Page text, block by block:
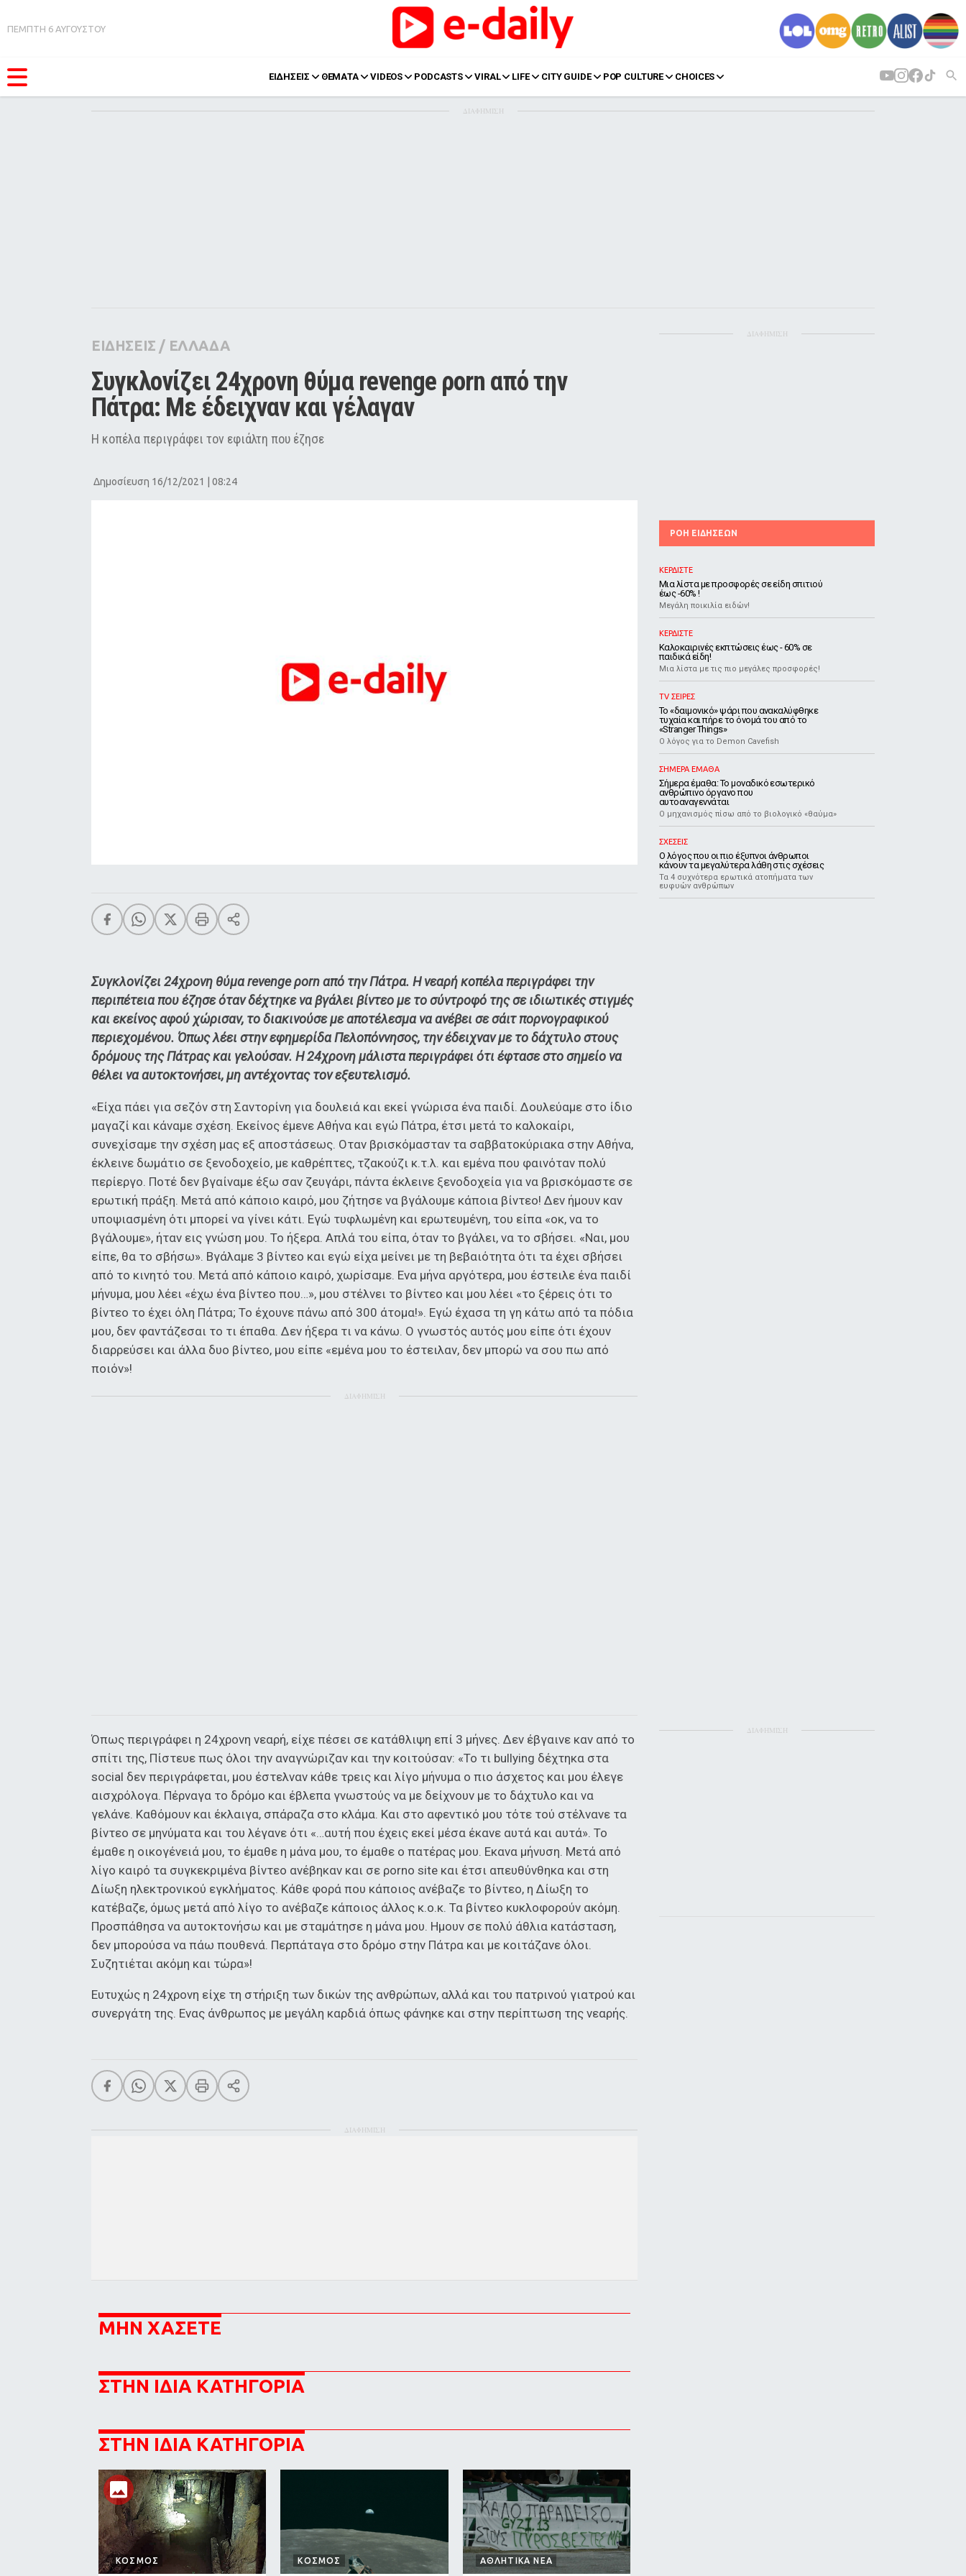
ΠΕΜΠΤΗ 6 ΑΥΓΟΥΣΤΟΥ
ΕΙΔΗΣΕΙΣ ΘΕΜΑΤΑ VIDEOS PODCASTS VIRAL LIFE CITY GUIDE POP CULTURE CHOICES
Pop Culture
Agenda
ΔΙΑΦΗΜΙΣΗ
ΕΙΔΗΣΕΙΣ / ΕΛΛΑΔΑ
Συγκλονίζει 24χρονη θύμα revenge ρorn από την
Πάτρα: Με έδειχναν και γέλαγαν
Η κοπέλα περιγράφει τον εφιάλτη που έζησε
Δημοσίευση 16/12/2021 | 08:24
Συγκλονίζει 24χρονη θύμα revenge ρorn από την Πάτρα. Η νεαρή κοπέλα περιγράφει την
περιπέτεια που έζησε όταν δέχτηκε να βγάλει βίντεο με το σύντροφό της σε ιδιωτικές στιγμές
και εκείνος αφού χώρισαν, το διακινούσε με αποτέλεσμα να ανέβει σε σάιτ πορνογραφικού
περιεχομένου. Όπως λέει στην εφημερίδα Πελοπόννησος, την έδειχναν με το δάχτυλο στους
δρόμους της Πάτρας και γελούσαν. Η 24χρονη μάλιστα περιγράφει ότι έφτασε στο σημείο να
θέλει να αυτοκτονήσει, μη αντέχοντας τον εξευτελισμό.
«Είχα πάει για σεζόν στη Σαντορίνη για δουλειά και εκεί γνώρισα ένα παιδί. Δουλεύαμε στο ίδιο
μαγαζί και κάναμε σχέση. Εκείνος έμενε Αθήνα και εγώ Πάτρα, έτσι μετά το καλοκαίρι,
συνεχίσαμε την σχέση μας εξ αποστάσεως. Οταν βρισκόμασταν τα σαββατοκύριακα στην Αθήνα,
έκλεινε δωμάτιο σε ξενοδοχείο, με καθρέπτες, τζακούζι κ.τ.λ. και εμένα που φαινόταν πολύ
περίεργο. Ποτέ δεν βγαίναμε έξω σαν ζευγάρι, πάντα έκλεινε ξενοδοχεία για να βρισκόμαστε σε
ερωτική πράξη. Μετά από κάποιο καιρό, μου ζήτησε να βγάλουμε κάποια βίντεο! Δεν ήμουν καν
υποψιασμένη ότι μπορεί να γίνει κάτι. Εγώ τυφλωμένη και ερωτευμένη, του είπα «οκ, να το
βγάλουμε», ήταν εις γνώση μου. Το ήξερα. Απλά του είπα, όταν το βγάλει, να το σβήσει. «Ναι, μου
είπε, θα το σβήσω». Βγάλαμε 3 βίντεο και εγώ είχα μείνει με τη βεβαιότητα ότι τα έχει σβήσει
από το κινητό του. Μετά από κάποιο καιρό, χωρίσαμε. Ενα μήνα αργότερα, μου έστειλε ένα παιδί
μήνυμα, μου λέει «έχω ένα βίντεο που…», μου στέλνει το βίντεο και μου λέει «το ξέρεις ότι το
βίντεο το έχει όλη Πάτρα; Το έχουνε πάνω από 300 άτομα!». Εγώ έχασα τη γη κάτω από τα πόδια
μου, δεν φαντάζεσαι το τι έπαθα. Δεν ήξερα τι να κάνω. Ο γνωστός αυτός μου είπε ότι έχουν
διαρρεύσει και άλλα δυο βίντεο, μου είπε «εμένα μου το έστειλαν, δεν μπορώ να σου πω από
ποιόν»!
ΔΙΑΦΗΜΙΣΗ
Όπως περιγράφει η 24χρονη νεαρή, είχε πέσει σε κατάθλιψη επί 3 μήνες. Δεν έβγαινε καν από το
σπίτι της, Πίστευε πως όλοι την αναγνώριζαν και την κοιτούσαν: «Το τι bullying δέχτηκα στα
social δεν περιγράφεται, μου έστελναν κάθε τρεις και λίγο μήνυμα ο πιο άσχετος και μου έλεγε
αισχρόλογα. Πέρναγα το δρόμο και έβλεπα γνωστούς να με δείχνουν με το δάχτυλο και να
γελάνε. Καθόμουν και έκλαιγα, σπάραζα στο κλάμα. Και στο αφεντικό μου τότε τού στέλνανε τα
βίντεο σε μηνύματα και του λέγανε ότι «…αυτή που έχεις εκεί μέσα έκανε αυτά και αυτά». Το
έμαθε η οικογένειά μου, το έμαθε η μάνα μου, το έμαθε ο πατέρας μου. Εκανα μήνυση. Μετά από
λίγο καιρό τα συγκεκριμένα βίντεο ανέβηκαν και σε ρorno site και έτσι απευθύνθηκα και στη
Δίωξη ηλεκτρονικού εγκλήματος. Κάθε φορά που κάποιος ανέβαζε το βίντεο, η Δίωξη το
κατέβαζε, όμως μετά από λίγο το ανέβαζε κάποιος άλλος κ.ο.κ. Τα βίντεο κυκλοφορούν ακόμη.
Προσπάθησα να αυτοκτονήσω και με σταμάτησε η μάνα μου. Ημουν σε πολύ άθλια κατάσταση,
δεν μπορούσα να πάω πουθενά. Περπάταγα στο δρόμο στην Πάτρα και με κοιτάζανε όλοι.
Συζητιέται ακόμη και τώρα»!
Ευτυχώς η 24χρονη είχε τη στήριξη των δικών της ανθρώπων, αλλά και του πατρινού γιατρού και
συνεργάτη της. Ενας άνθρωπος με μεγάλη καρδιά όπως φάνηκε και στην περίπτωση της νεαρής.
ΔΙΑΦΗΜΙΣΗ
ΜΗΝ ΧΑΣΕΤΕ
ΣΤΗΝ ΙΔΙΑ ΚΑΤΗΓΟΡΙΑ
ΣΤΗΝ ΙΔΙΑ ΚΑΤΗΓΟΡΙΑ
ΚΟΣΜΟΣ ΚΟΣΜΟΣ ΑΘΛΗΤΙΚΑ ΝΕΑ
ΔΙΑΦΗΜΙΣΗ
ΡΟΗ ΕΙΔΗΣΕΩΝ
ΚΕΡΔΙΣΤΕ
Μια λίστα με προσφορές σε είδη σπιτιού
έως -60% !
Μεγάλη ποικιλία ειδών!
ΚΕΡΔΙΣΤΕ
Καλοκαιρινές εκπτώσεις έως - 60% σε
παιδικά είδη!
Μια λίστα με τις πιο μεγάλες προσφορές!
TV ΣΕΙΡΕΣ
Το «δαιμονικό» ψάρι που ανακαλύφθηκε
τυχαία και πήρε το όνομά του από το
«Stranger Things»
Ο λόγος για το Demon Cavefish
ΣΗΜΕΡΑ ΕΜΑΘΑ
Σήμερα έμαθα: Το μοναδικό εσωτερικό
ανθρώπινο όργανο που
αυτοαναγεννάται
Ο μηχανισμός πίσω από το βιολογικό «θαύμα»
ΣΧΕΣΕΙΣ
Ο λόγος που οι πιο έξυπνοι άνθρωποι
κάνουν τα μεγαλύτερα λάθη στις σχέσεις
Τα 4 συχνότερα ερωτικά ατοπήματα των
ευφυών ανθρώπων
ΔΙΑΦΗΜΙΣΗ